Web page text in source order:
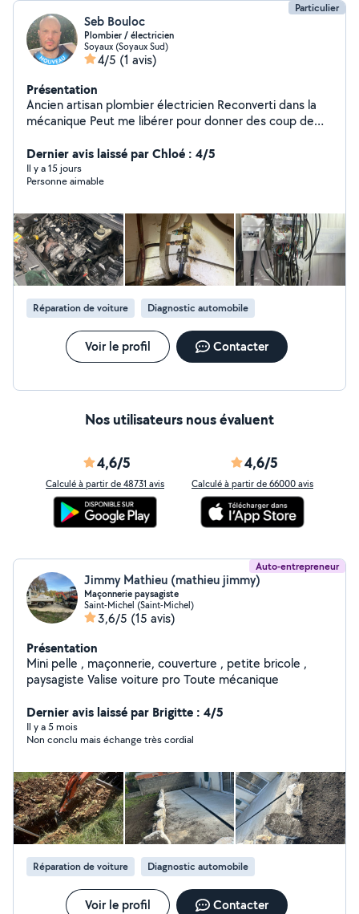
Particulier
Seb Bouloc
Plombier / électricien
Soyaux (Soyaux Sud)
4/5 (1 avis)
Présentation
Ancien artisan plombier électricien Reconverti dans la
mécanique Peut me libérer pour donner des coup de
Dernier avis laissé par Chloé : 4/5
Il y a 15 jours
Personne aimable
Réparation de voiture Diagnostic automobile
Voir le profil Contacter
Nos utilisateurs nous évaluent
4,6/5
Calculé à partir de 48731 avis
4,6/5
Calculé à partir de 66000 avis
Auto-entrepreneur
Jimmy Mathieu (mathieu jimmy)
Maçonnerie paysagiste
Saint-Michel (Saint-Michel)
3,6/5 (15 avis)
Présentation
Mini pelle , maçonnerie, couverture , petite bricole ,
paysagiste Valise voiture pro Toute mécanique
Dernier avis laissé par Brigitte : 4/5
Il y a 5 mois
Non conclu mais échange très cordial
Réparation de voiture Diagnostic automobile
Voir le profil Contacter